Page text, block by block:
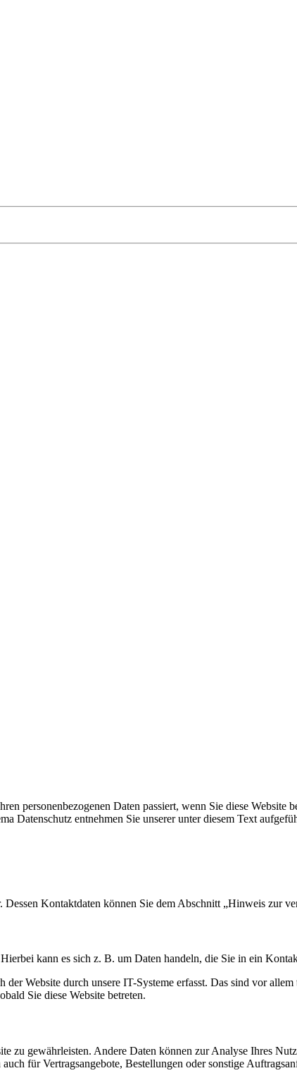
personenbezogenen Daten passiert, wenn Sie diese Website
Datenschutz entnehmen Sie unserer unter diesem Text
Kontaktdaten können Sie dem Abschnitt „Hinweis zur
kann es sich z. B. um Daten handeln, die Sie in ein
Website durch unsere IT-Systeme erfasst. Das sind vor
Sie diese Website betreten.
zu gewährleisten. Andere Daten können zur Analyse Ihres
für Vertragsangebote, Bestellungen oder sonstige